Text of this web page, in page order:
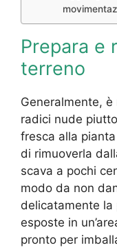
Prepara e
terreno
Generalmente,
radici nude
fresca alla
di rimuoverla
scava a pochi
modo da non
delicatamente la
esposte in
pronto per